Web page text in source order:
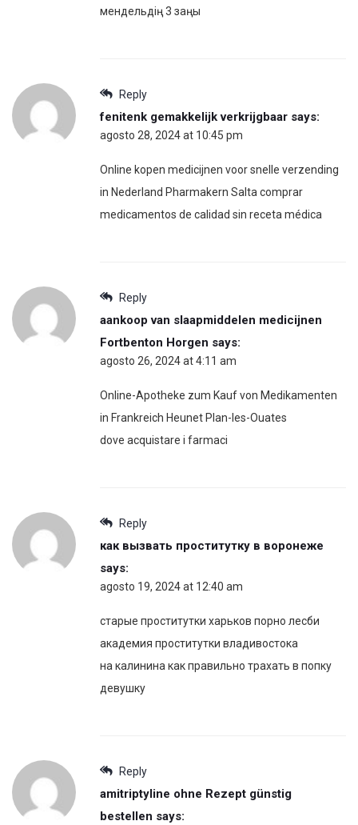
мендельдің 3 заңы
Reply
fenitenk gemakkelijk verkrijgbaar says:
agosto 28, 2024 at 10:45 pm
Online kopen medicijnen voor snelle verzending
in Nederland Pharmakern Salta comprar
medicamentos de calidad sin receta médica
Reply
aankoop van slaapmiddelen medicijnen
Fortbenton Horgen says:
agosto 26, 2024 at 4:11 am
Online-Apotheke zum Kauf von Medikamenten
in Frankreich Heunet Plan-les-Ouates
dove acquistare i farmaci
Reply
как вызвать проститутку в воронеже
says:
agosto 19, 2024 at 12:40 am
старые проститутки харьков порно лесби
академия проститутки владивостока
на калинина как правильно трахать в попку
девушку
Reply
amitriptyline ohne Rezept günstig
bestellen says: